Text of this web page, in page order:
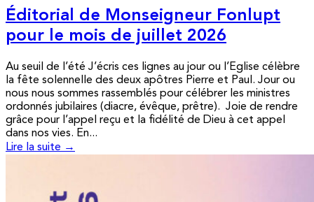
Éditorial de Monseigneur Fonlupt
pour le mois de juillet 2026
Au seuil de l’été J’écris ces lignes au jour ou l’Eglise célèbre
la fête solennelle des deux apôtres Pierre et Paul. Jour ou
nous nous sommes rassemblés pour célébrer les ministres
ordonnés jubilaires (diacre, évêque, prêtre). Joie de rendre
grâce pour l’appel reçu et la fidélité de Dieu à cet appel
dans nos vies. En...
Lire la suite →